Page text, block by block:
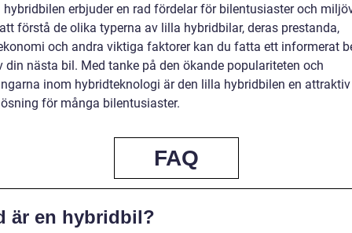
hybridbilen erbjuder en rad fördelar för bilentusiaster och
förstå de olika typerna av lilla hybridbilar, deras prestanda,
och andra viktiga faktorer kan du fatta ett informerat
din nästa bil. Med tanke på den ökande populariteten och
inom hybridteknologi är den lilla hybridbilen en
för många bilentusiaster.
FAQ
är en hybridbil?